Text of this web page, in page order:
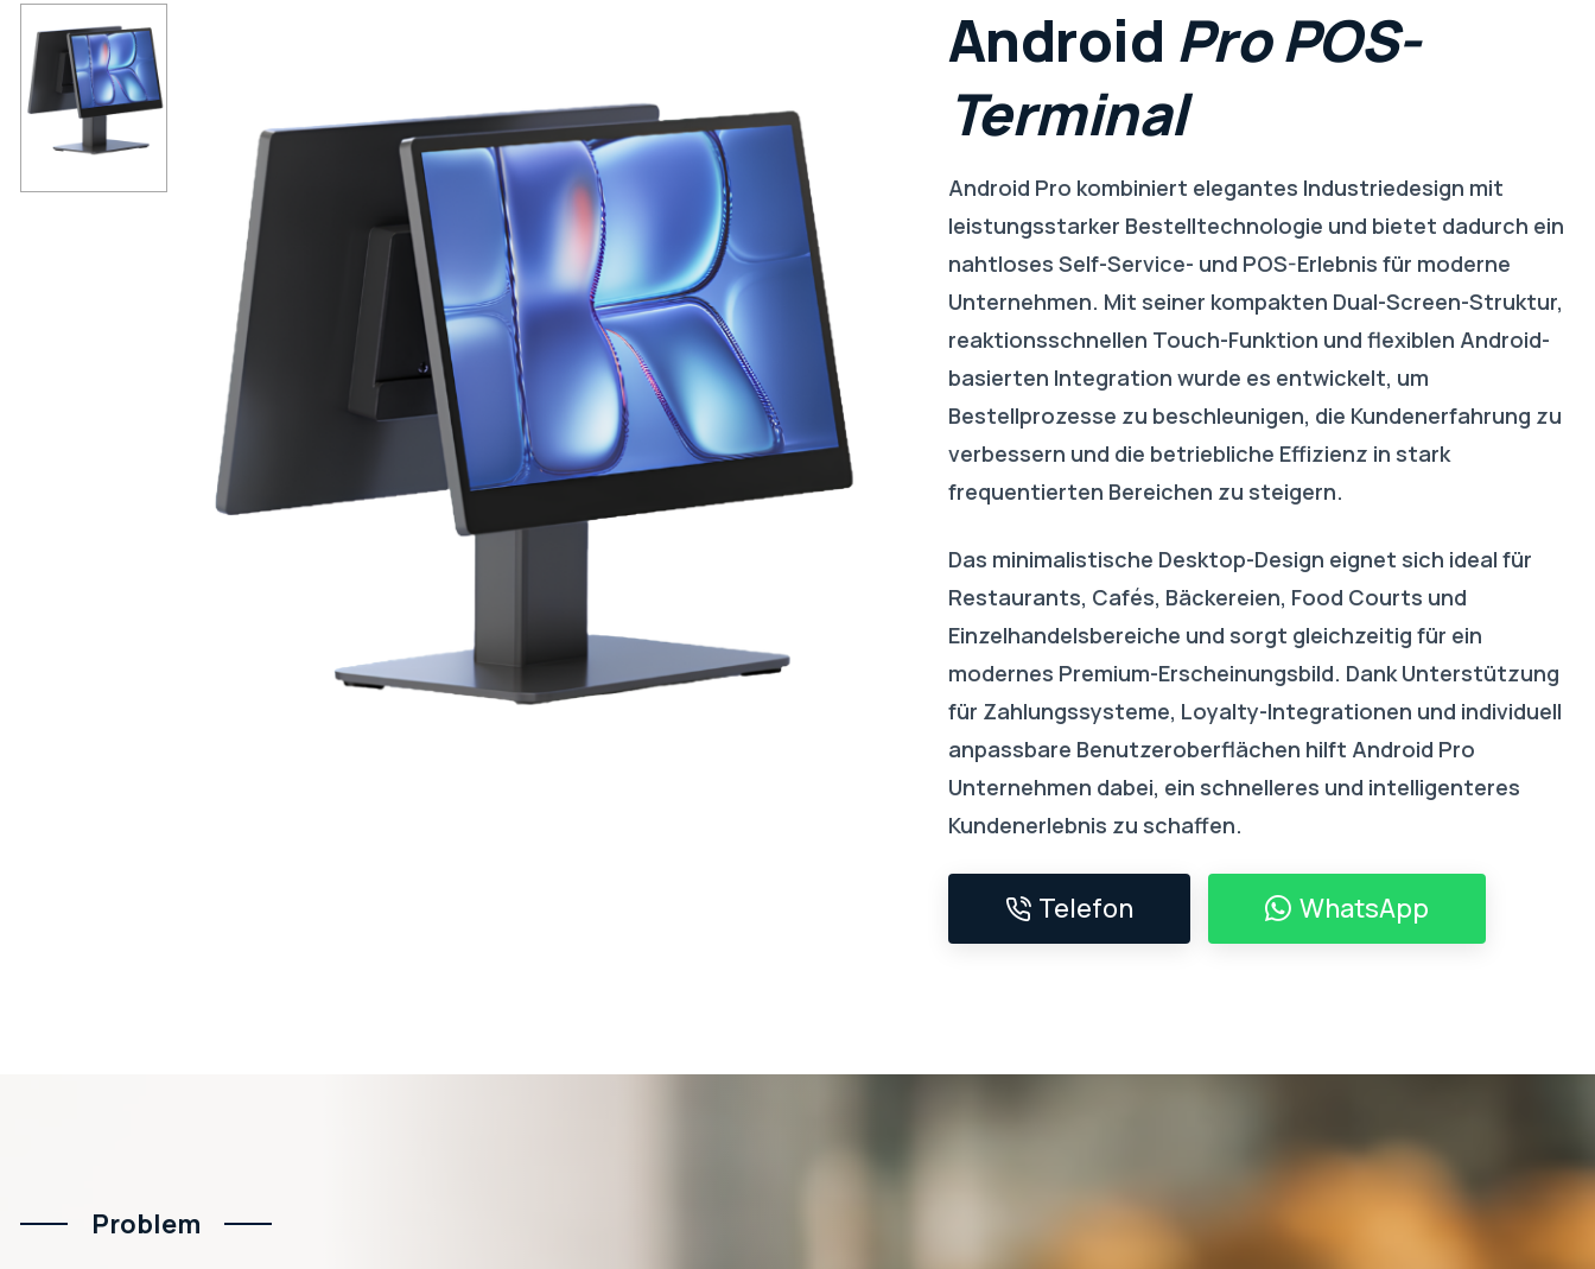
Android ProPOS-
Terminal
Android Pro kombiniert elegantes Industriedesign mit
leistungsstarker Bestelltechnologie und bietet dadurch ein
nahtloses Self-Service- und POS-Erlebnis für moderne
Unternehmen. Mit seiner kompakten Dual-Screen-Struktur,
reaktionsschnellen Touch-Funktion und flexiblen Android-
basierten Integration wurde es entwickelt, um
Bestellprozesse zu beschleunigen, die Kundenerfahrung zu
verbessern und die betriebliche Effizienz in stark
frequentierten Bereichen zu steigern.
Das minimalistische Desktop-Design eignet sich ideal für
Restaurants, Cafés, Bäckereien, Food Courts und
Einzelhandelsbereiche und sorgt gleichzeitig für ein
modernes Premium-Erscheinungsbild. Dank Unterstützung
für Zahlungssysteme, Loyalty-Integrationen und individuell
anpassbare Benutzeroberflächen hilft Android Pro
Unternehmen dabei, ein schnelleres und intelligenteres
Kundenerlebnis zu schaffen.
Telefon WhatsApp
Problem